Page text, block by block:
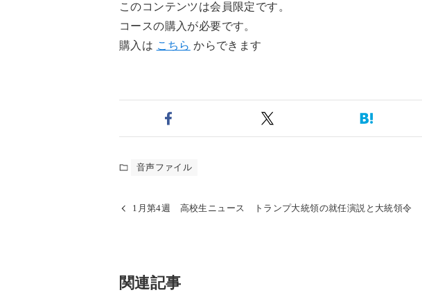
このコンテンツは会員限定です。
コースの購入が必要です。
購入は こちら からできます
音声ファイル
1月第4週 高校生ニュース トランプ大統領の就任演説と大統領令
関連記事